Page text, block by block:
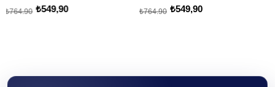
₺549,90 ₺549,90